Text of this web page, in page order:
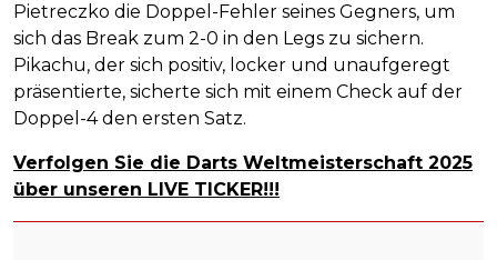
Pietreczko die Doppel-Fehler seines Gegners, um
sich das Break zum 2-0 in den Legs zu sichern.
Pikachu, der sich positiv, locker und unaufgeregt
präsentierte, sicherte sich mit einem Check auf der
Doppel-4 den ersten Satz.
Verfolgen Sie die Darts Weltmeisterschaft 2025
über unseren LIVE TICKER!!!